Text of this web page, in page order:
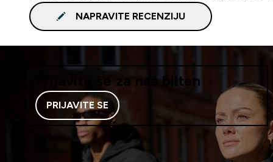
NAPRAVITE RECENZIJU
Prijavite se za naš bilten
PRIJAVITE SE